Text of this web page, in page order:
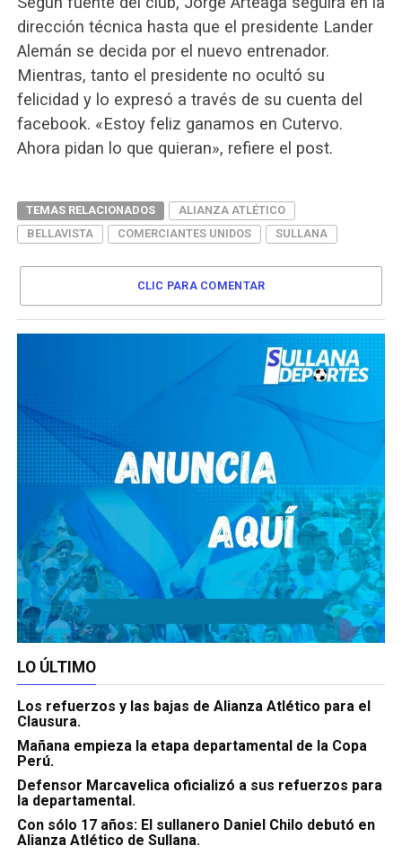
dirección técnica hasta que el presidente Lander
Alemán se decida por el nuevo entrenador.
Mientras, tanto el presidente no ocultó su
felicidad y lo expresó a través de su cuenta del
facebook. «Estoy feliz ganamos en Cutervo.
Ahora pidan lo que quieran», refiere el post.
TEMAS RELACIONADOS
ALIANZA ATLÉTICO
BELLAVISTA
COMERCIANTES UNIDOS SULLANA
CLIC PARA COMENTAR
LO ÚLTIMO
Los refuerzos y las bajas de Alianza Atlético para el
Clausura.
Mañana empieza la etapa departamental de la Copa
Perú.
Defensor Marcavelica oficializó a sus refuerzos para
la departamental.
Con sólo 17 años: El sullanero Daniel Chilo debutó en
Alianza Atlético de Sullana.